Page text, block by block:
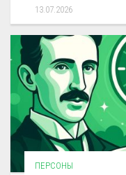
13.07.2026
ПЕРСОНЫ